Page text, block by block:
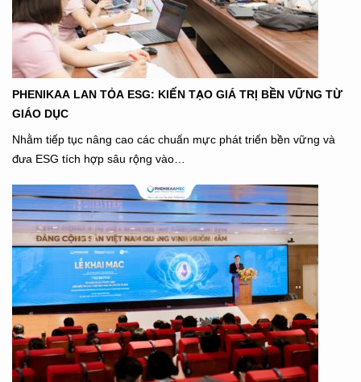
PHENIKAA LAN TỎA ESG: KIẾN TẠO GIÁ TRỊ BỀN VỮNG TỪ
GIÁO DỤC
Nhằm tiếp tục nâng cao các chuẩn mực phát triển bền vững và
đưa ESG tích hợp sâu rộng vào…